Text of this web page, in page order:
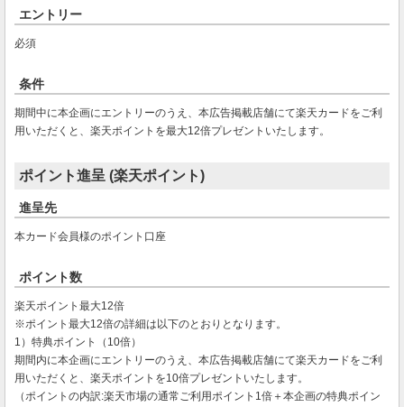
エントリー
必須
条件
期間中に本企画にエントリーのうえ、本広告掲載店舗にて楽天カードをご利
用いただくと、楽天ポイントを最大12倍プレゼントいたします。
ポイント進呈 (楽天ポイント)
進呈先
本カード会員様のポイント口座
ポイント数
楽天ポイント最大12倍
※ポイント最大12倍の詳細は以下のとおりとなります。
1）特典ポイント（10倍）
期間内に本企画にエントリーのうえ、本広告掲載店舗にて楽天カードをご利
用いただくと、楽天ポイントを10倍プレゼントいたします。
（ポイントの内訳:楽天市場の通常ご利用ポイント1倍＋本企画の特典ポイン